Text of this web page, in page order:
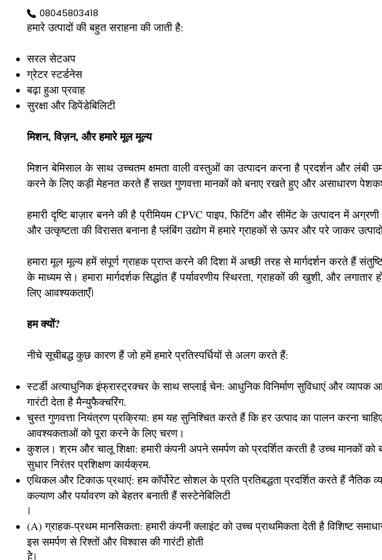
08045803418
हमारे उत्पादों की बहुत सराहना की जाती है:
सरल सेटअप
ग्रेटर स्टर्डनेस
बढ़ा हुआ प्रवाह
सुरक्षा और डिपेंडेबिलिटी
मिशन, विज़न, और हमारे मूल मूल्य
मिशन बेमिसाल के साथ उच्चतम क्षमता वाली वस्तुओं का उत्पादन करना है प्रदर्शन और लंबी
करने के लिए कड़ी मेहनत करते हैं सख्त गुणवत्ता मानकों को बनाए रखते हुए और असाधारण
हमारी दृष्टि बाज़ार बनने की है प्रीमियम CPVC पाइप, फिटिंग और सीमेंट के उत्पादन में
और उत्कृष्टता की विरासत बनाना है प्लंबिंग उद्योग में हमारे ग्राहकों से ऊपर और परे जाकर
हमारा मूल मूल्य हमें संपूर्ण ग्राहक प्राप्त करने की दिशा में अच्छी तरह से मार्गदर्शन करते हैं
के माध्यम से। हमारा मार्गदर्शक सिद्धांत हैं पर्यावरणीय स्थिरता, ग्राहकों की खुशी, और
लिए आवश्यकताएँ।
हम क्यों?
नीचे सूचीबद्ध कुछ कारण हैं जो हमें हमारे प्रतिस्पर्धियों से अलग करते हैं:
स्टर्डी अत्याधुनिक इंफ्रास्ट्रक्चर के साथ सप्लाई चेन: आधुनिक विनिर्माण सुविधाएं और व्यापक
गारंटी देता है मैन्युफैक्चरिंग.
चुस्त गुणवत्ता नियंत्रण प्रक्रिया: हम यह सुनिश्चित करते हैं कि हर उत्पाद का पालन करना
आवश्यकताओं को पूरा करने के लिए चरण।
कुशल। श्रम और चालू शिक्षा: हमारी कंपनी अपने समर्पण को प्रदर्शित करती है उच्च
सुधार निरंतर प्रशिक्षण कार्यक्रम.
एथिकल और टिकाऊ प्रथाएं: हम कॉर्पोरेट सोशल के प्रति प्रतिबद्धता प्रदर्शित करते हैं नैतिक
कल्याण और पर्यावरण को बेहतर बनाती हैं सस्टेनेबिलिटी
।
(A) ग्राहक-प्रथम मानसिकता: हमारी कंपनी क्लाइंट को उच्च प्राथमिकता देती है विशिष्ट
इस समर्पण से रिश्तों और विश्वास की गारंटी होती